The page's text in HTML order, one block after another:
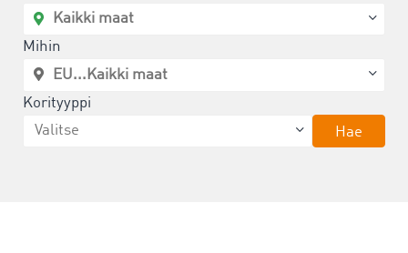
Mihin
Korityyppi
Hae